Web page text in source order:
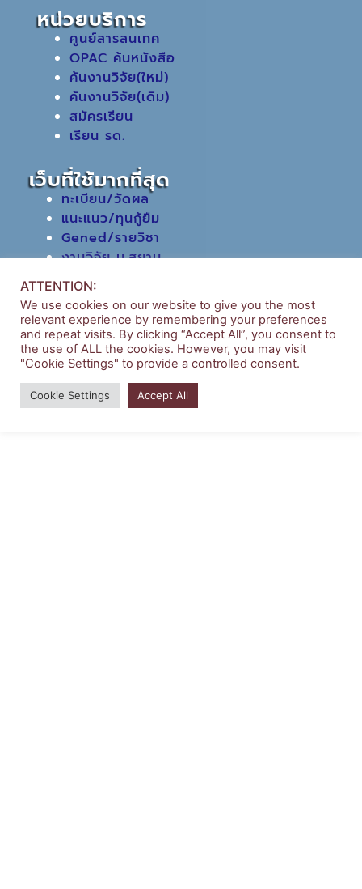
หน่วยบริการ
ศูนย์สารสนเทศ
OPAC ค้นหนังสือ
ค้นงานวิจัย(ใหม่)
ค้นงานวิจัย(เดิม)
สมัครเรียน
เรียน รด.
เว็บที่ใช้มากที่สุด
ทะเบียน/วัดผล
แนะแนว/ทุนกู้ยืม
Gened/รายวิชา
งานวิจัย ม.สยาม
หอสมุดกลาง
Copyright © 2026 | บริหารธุรกิจ มหาวิทยาลัยสยาม
Powered bySiam University
ATTENTION:
We use cookies on our website to give you the most
relevant experience by remembering your preferences
and repeat visits. By clicking “Accept All”, you consent to
the use of ALL the cookies. However, you may visit
"Cookie Settings" to provide a controlled consent.
Cookie Settings Accept All